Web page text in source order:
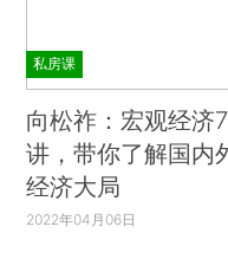
私房课
向松祚：宏观经济
讲，带你了解国内
经济大局
2022年04月06日